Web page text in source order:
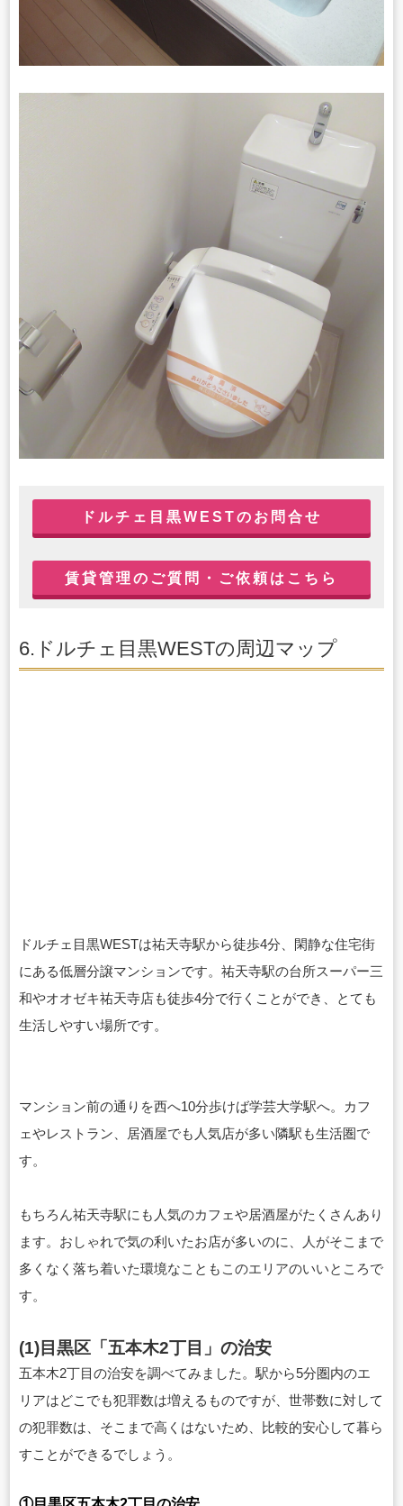
ドルチェ目黒WESTのお問合せ
賃貸管理のご質問・ご依頼はこちら
6.ドルチェ目黒WESTの周辺マップ
ドルチェ目黒WESTは祐天寺駅から徒歩4分、閑静な住宅街
にある低層分譲マンションです。祐天寺駅の台所スーパー三
和やオオゼキ祐天寺店も徒歩4分で行くことができ、とても
生活しやすい場所です。
マンション前の通りを西へ10分歩けば学芸大学駅へ。カフ
ェやレストラン、居酒屋でも人気店が多い隣駅も生活圏で
す。
もちろん祐天寺駅にも人気のカフェや居酒屋がたくさんあり
ます。おしゃれで気の利いたお店が多いのに、人がそこまで
多くなく落ち着いた環境なこともこのエリアのいいところで
す。
(1)目黒区「五本木2丁目」の治安
五本木2丁目の治安を調べてみました。駅から5分圏内のエ
リアはどこでも犯罪数は増えるものですが、世帯数に対して
の犯罪数は、そこまで高くはないため、比較的安心して暮ら
すことができるでしょう。